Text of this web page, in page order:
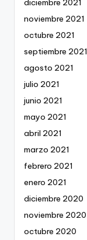
diciembre 2021
noviembre 2021
octubre 2021
septiembre 2021
agosto 2021
julio 2021
junio 2021
mayo 2021
abril 2021
marzo 2021
febrero 2021
enero 2021
diciembre 2020
noviembre 2020
octubre 2020